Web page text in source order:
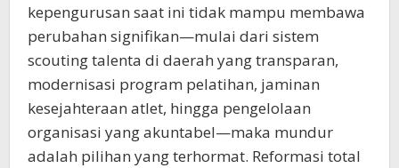
kepengurusan saat ini tidak mampu membawa
perubahan signifikan—mulai dari sistem
scouting talenta di daerah yang transparan,
modernisasi program pelatihan, jaminan
kesejahteraan atlet, hingga pengelolaan
organisasi yang akuntabel—maka mundur
adalah pilihan yang terhormat. Reformasi total